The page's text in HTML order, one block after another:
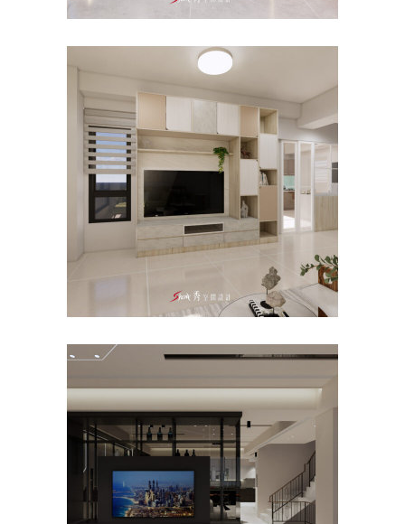
台南室內設計｜台南善化區×
聯上APPLE
主臥/公寓/大樓/客餐廳 /室內設計/新成
屋
台南透天室內設計｜善化室內
裝潢×居賢林園
主臥 /客餐廳/室內設計/新成屋 /透天